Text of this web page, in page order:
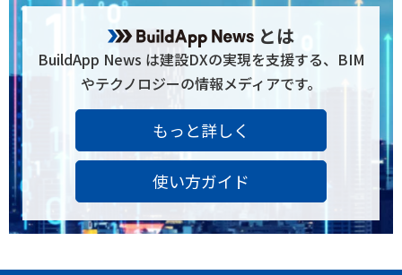
とは
BuildApp News は建設DXの実現を支援する、BIM
やテクノロジーの情報メディアです。
もっと詳しく
使い方ガイド